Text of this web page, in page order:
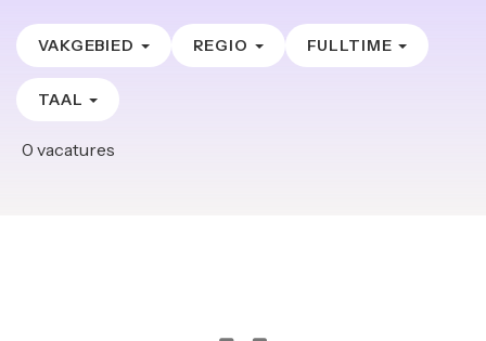
VAKGEBIED REGIO FULLTIME
TAAL
0 vacatures